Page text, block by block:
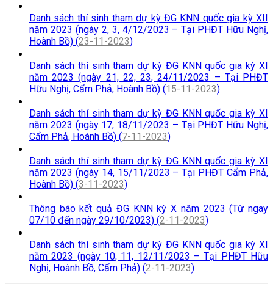
Danh sách thí sinh tham dự kỳ ĐG KNN quốc gia kỳ XII
năm 2023 (ngày 2, 3, 4/12/2023 – Tại PHĐT Hữu Nghị,
Hoành Bồ) (23-11-2023)
Danh sách thí sinh tham dự kỳ ĐG KNN quốc gia kỳ XI
năm 2023 (ngày 21, 22, 23, 24/11/2023 – Tại PHĐT
Hữu Nghị, Cẩm Phả, Hoành Bồ) (15-11-2023)
Danh sách thí sinh tham dự kỳ ĐG KNN quốc gia kỳ XI
năm 2023 (ngày 17, 18/11/2023 – Tại PHĐT Hữu Nghị,
Cẩm Phả, Hoành Bồ) (7-11-2023)
Danh sách thí sinh tham dự kỳ ĐG KNN quốc gia kỳ XI
năm 2023 (ngày 14, 15/11/2023 – Tại PHĐT Cẩm Phả,
Hoành Bồ) (3-11-2023)
Thông báo kết quả ĐG KNN kỳ X năm 2023 (Từ ngay
07/10 đến ngày 29/10/2023) (2-11-2023)
Danh sách thí sinh tham dự kỳ ĐG KNN quốc gia kỳ XI
năm 2023 (ngày 10, 11, 12/11/2023 – Tại PHĐT Hữu
Nghị, Hoành Bồ, Cẩm Phả) (2-11-2023)